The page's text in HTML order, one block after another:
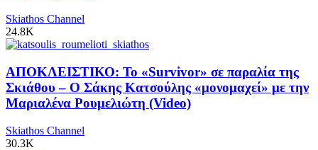
Skiathos Channel
24.8K
ΑΠΟΚΛΕΙΣΤΙΚΟ: Το «Survivor» σε παραλία της
Σκιάθου – Ο Σάκης Κατσούλης «μονομαχεί» με την
Μαριαλένα Ρουμελιώτη (Video)
Skiathos Channel
30.3K